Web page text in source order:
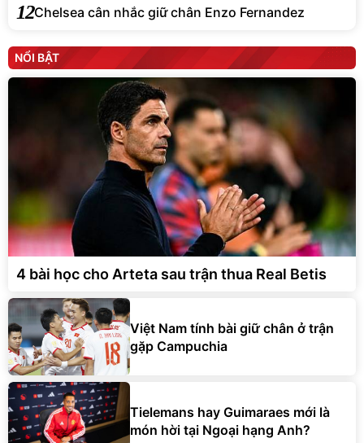
12Chelsea cân nhắc giữ chân Enzo Fernandez
NỔI BẬT
4 bài học cho Arteta sau trận thua Real Betis
Việt Nam tính bài giữ chân ở trận
gặp Campuchia
Tielemans hay Guimaraes mới là
món hời tại Ngoại hạng Anh?